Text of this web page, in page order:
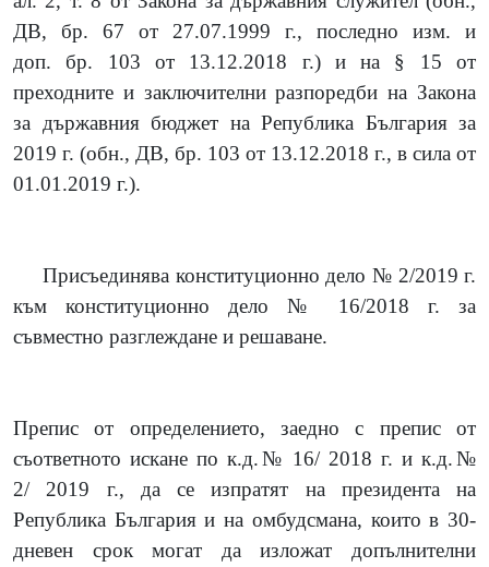
ДВ, бр. 67 от 27.07.1999 г., последно изм. и
доп. бр. 103 от 13.12.2018 г.) и на § 15 от
преходните и заключителни разпоредби на Закона
за държавния бюджет на Република България за
2019 г. (обн., ДВ, бр. 103 от 13.12.2018 г., в сила от
01.01.2019 г.).
Присъединява конституционно дело № 2/2019 г.
към конституционно дело № 16/2018 г. за
съвместно разглеждане и решаване.
Препис от определението, заедно с препис от
съответното искане по к.д.№ 16/ 2018 г. и к.д.№
2/ 2019 г., да се изпратят на президента на
Република България и на омбудсмана, които в 30-
дневен срок могат да изложат допълнителни